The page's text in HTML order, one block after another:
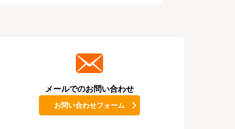
メールでのお問い合わせ
お問い合わせフォーム